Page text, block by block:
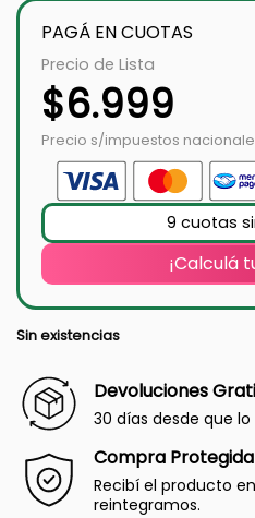
PAGÁ EN CUOTAS
Precio de Lista
$6.999
Precio s/impuestos
9 cuotas
¡Calculá
Sin existencias
Devoluciones
30 días desde que lo
Compra Protegida
Recibí el producto
reintegramos.